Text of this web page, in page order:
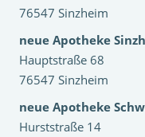
76547 Sinzheim
neue Apotheke
Hauptstraße 68
76547 Sinzheim
neue Apotheke
Hurststraße 14